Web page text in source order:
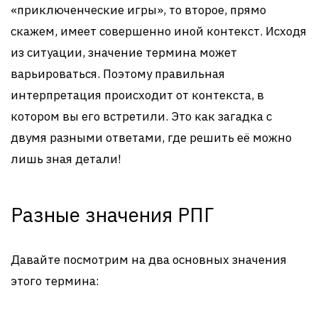
«приключенческие игры», то второе, прямо
скажем, имеет совершенно иной контекст. Исходя
из ситуации, значение термина может
варьироваться. Поэтому правильная
интерпретация происходит от контекста, в
котором вы его встретили. Это как загадка с
двумя разными ответами, где решить её можно
лишь зная детали!
Разные значения РПГ
Давайте посмотрим на два основных значения
этого термина: